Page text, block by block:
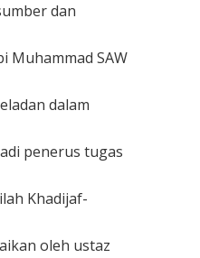
dan
Muhammad SAW
dalam
penerus tugas
Khadijaf-
oleh ustaz